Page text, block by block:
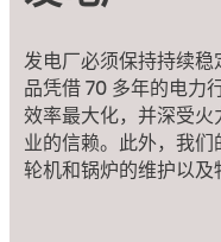
发电厂必须保持持续稳
品凭借 70 多年的电力
效率最大化，并深受
业的信赖。此外，我
轮机和锅炉的维护以及